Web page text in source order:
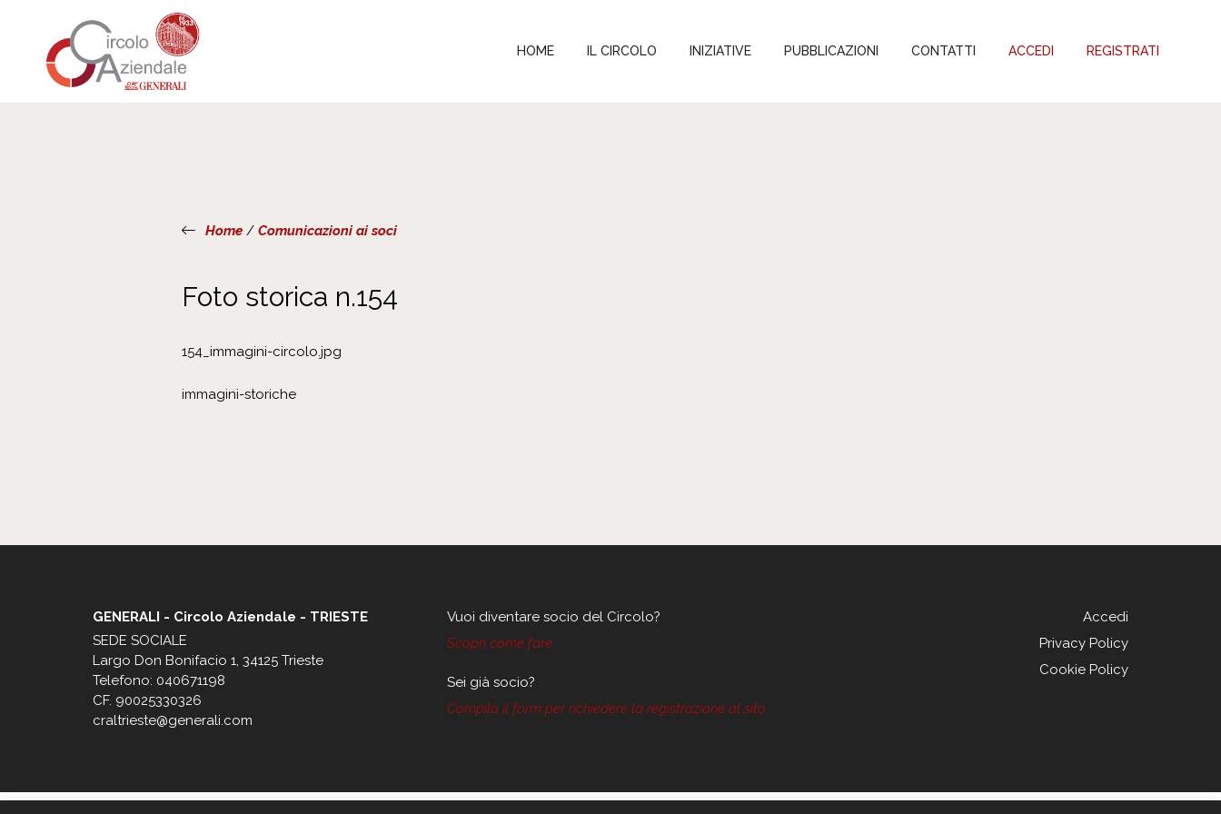
HOME IL CIRCOLO INIZIATIVE PUBBLICAZIONI CONTATTI ACCEDI REGISTRATI
Home/ Comunicazioni ai soci
Foto storica n.154
154_immagini-circolo.jpg
immagini-storiche
GENERALI - Circolo Aziendale - TRIESTE
SEDE SOCIALE
Largo Don Bonifacio 1, 34125 Trieste
Telefono: 040671198
CF. 90025330326
craltrieste@generali.com
Vuoi diventare socio del Circolo?
Scopri come fare
Sei già socio?
Compila il form per richiedere la registrazione al sito
Accedi
Privacy Policy
Cookie Policy